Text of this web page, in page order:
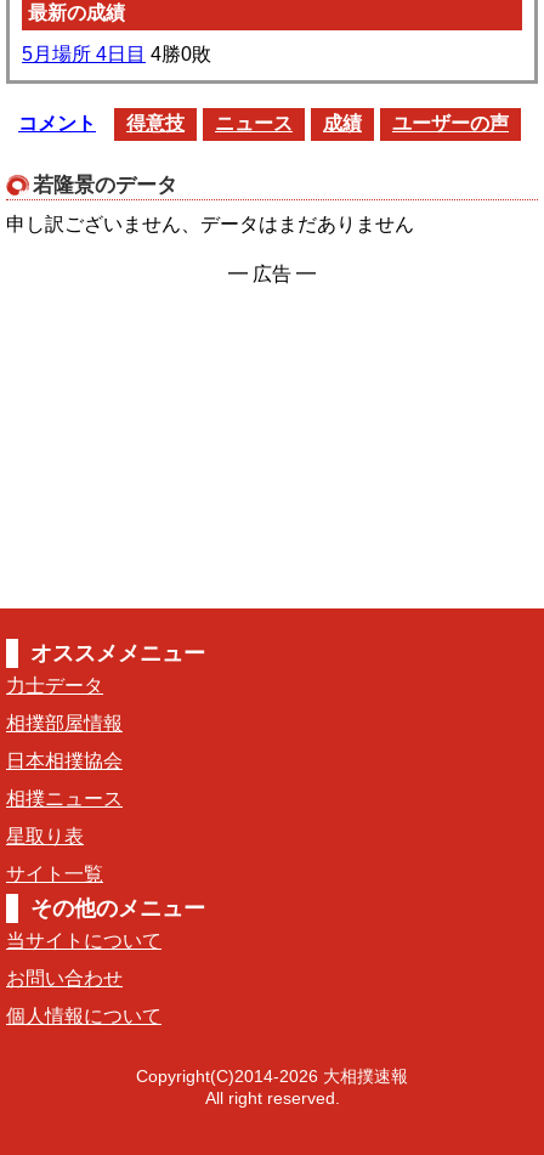
最新の成績
5月場所 4日目 4勝0敗
コメント 得意技 ニュース 成績 ユーザーの声
若隆景のデータ
申し訳ございません、データはまだありません
━ 広告 ━
オススメメニュー
力士データ
相撲部屋情報
日本相撲協会
相撲ニュース
星取り表
サイト一覧
その他のメニュー
当サイトについて
お問い合わせ
個人情報について
Copyright(C)2014-2026 大相撲速報
All right reserved.